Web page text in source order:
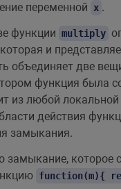
переменной
x .
функции multiply
и
объединяет две
функция была
из любой
действия
замыкания.
замыкание, которое
function(m){